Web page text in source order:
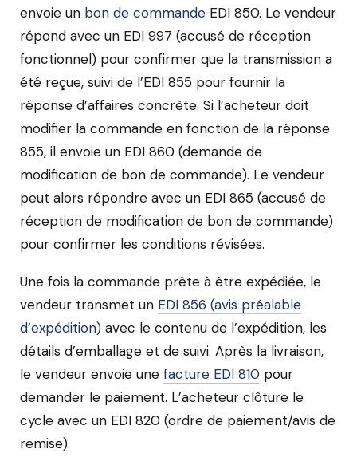
envoie un bon de commande EDI 850. Le vendeur
répond avec un EDI 997 (accusé de réception
fonctionnel) pour confirmer que la transmission a
été reçue, suivi de l’EDI 855 pour fournir la
réponse d’affaires concrète. Si l’acheteur doit
modifier la commande en fonction de la réponse
855, il envoie un EDI 860 (demande de
modification de bon de commande). Le vendeur
peut alors répondre avec un EDI 865 (accusé de
réception de modification de bon de commande)
pour confirmer les conditions révisées.
Une fois la commande prête à être expédiée, le
vendeur transmet un EDI 856 (avis préalable
d’expédition) avec le contenu de l’expédition, les
détails d’emballage et de suivi. Après la livraison,
le vendeur envoie une facture EDI 810 pour
demander le paiement. L’acheteur clôture le
cycle avec un EDI 820 (ordre de paiement/avis de
remise).